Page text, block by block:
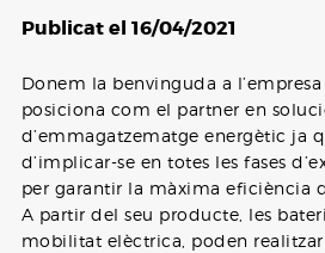
Publicat el 16/04/2021
Donem la benvinguda a
posiciona com el partner en
d’emmagatzematge energètic ja
d’implicar-se en totes les fases
per garantir la màxima eficiència
A partir del seu producte, les
mobilitat elèctrica, poden